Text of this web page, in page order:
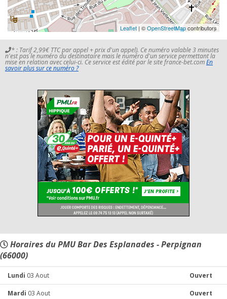
Leaflet | ©OpenStreetMapcontributors
* : Tarif 2,99€ TTC par appel + prix d'un appel). Ce numéro valable 3 minutes
n'est pas le numéro du destinataire mais le numéro d'un service permettant la
mise en relation avec celui-ci. Ce service est édité par le site france-bet.comEn
savoir plus sur ce numéro ?
Horaires du PMU Bar Des Esplanades - Perpignan
(66000)
Lundi 03 Aout Ouvert
Mardi 03 Aout Ouvert